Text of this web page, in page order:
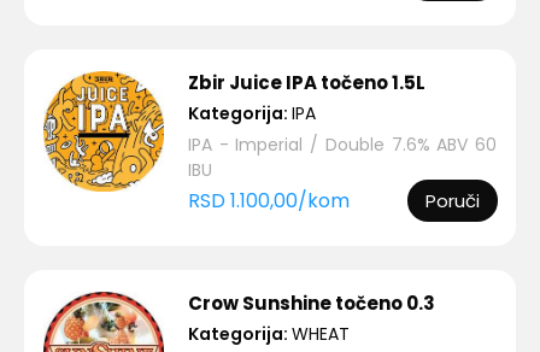
Zbir Juice IPA točeno 1.5L
Kategorija: IPA
IPA - Imperial / Double 7.6% ABV 60
IBU
RSD1.100,00/kom Poruči
Crow Sunshine točeno 0.3
Kategorija: WHEAT